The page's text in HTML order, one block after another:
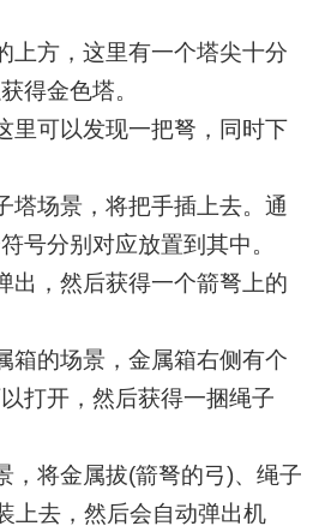
上方，这里有一个塔尖十分
得金色塔。
里可以发现一把弩，同时下
塔场景，将把手插上去。通
号分别对应放置到其中。
出，然后获得一个箭弩上的
箱的场景，金属箱右侧有个
打开，然后获得一捆绳子
，将金属拔(箭弩的弓)、绳子
上去，然后会自动弹出机